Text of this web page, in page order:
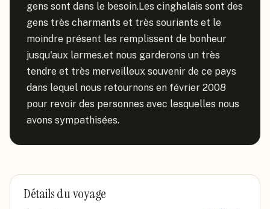
gens sont dans le besoin.Les cinghalais sont des
gens très charmants et très souriants et le
moindre présent les remplissent de bonheur
jusqu'aux larmes.et nous garderons un très
tendre et très merveilleux souvenir de ce pays
dans lequel nous retournons en février 2008
pour revoir des personnes avec lesquelles nous
avons sympathisées.
Détails du voyage